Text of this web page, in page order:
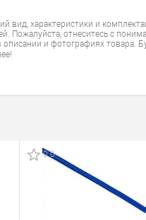
вид, характеристики и
Пожалуйста, отнеситесь с
и фотографиях товара.
0.0